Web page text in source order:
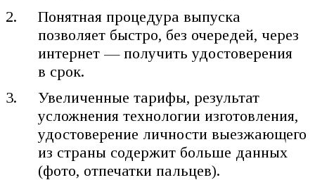
Понятная процедура выпуска
позволяет быстро, без очередей, через
интернет — получить удостоверения
в срок.
Увеличенные тарифы, результат
усложнения технологии изготовления,
удостоверение личности выезжающего
из страны содержит больше данных
(фото, отпечатки пальцев).